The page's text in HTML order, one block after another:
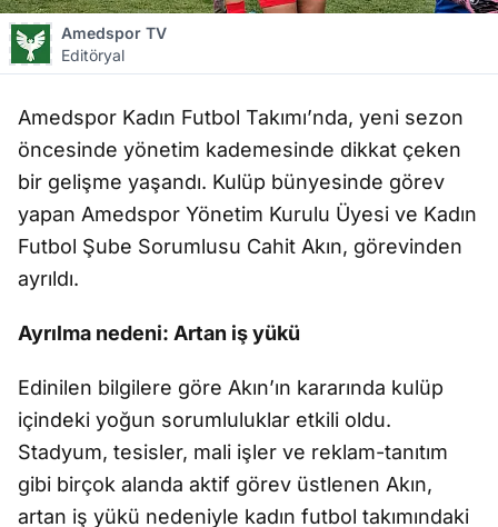
Amedspor TV
Editöryal
Amedspor Kadın Futbol Takımı’nda, yeni sezon
öncesinde yönetim kademesinde dikkat çeken
bir gelişme yaşandı. Kulüp bünyesinde görev
yapan Amedspor Yönetim Kurulu Üyesi ve Kadın
Futbol Şube Sorumlusu Cahit Akın, görevinden
ayrıldı.
Ayrılma nedeni: Artan işyükü
Edinilen bilgilere göre Akın’ın kararında kulüp
içindeki yoğun sorumluluklar etkili oldu.
Stadyum, tesisler, mali işler ve reklam-tanıtım
gibi birçok alanda aktif görev üstlenen Akın,
artan iş yükü nedeniyle kadın futbol takımındaki